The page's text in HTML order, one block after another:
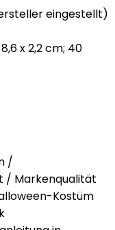
eingestellt)
/
/ Markenqualität
Kostüm